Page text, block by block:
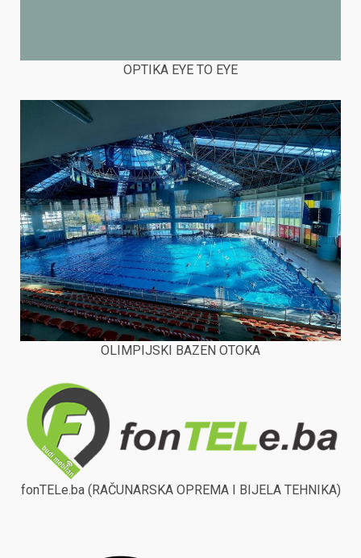
OPTIKA EYE TO EYE
OLIMPIJSKI BAZEN OTOKA
fonTELe.ba (RAČUNARSKA OPREMA I BIJELA TEHNIKA)